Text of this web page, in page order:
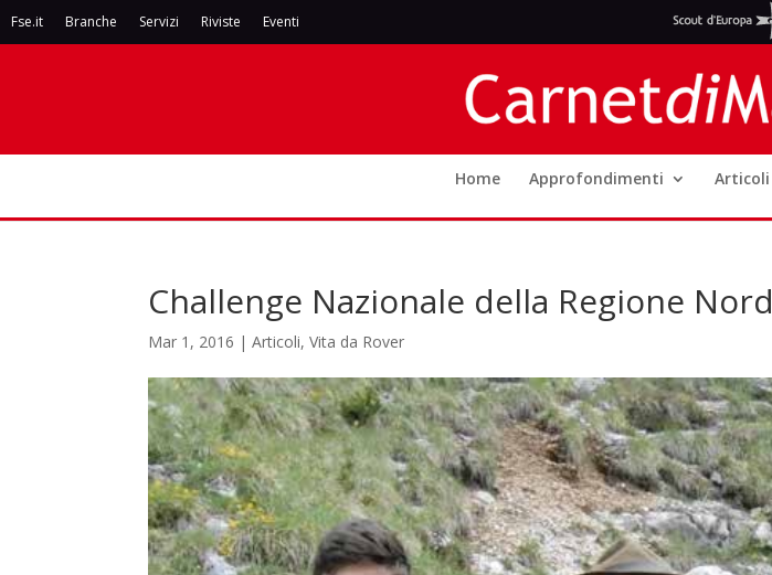
Fse.it Branche Servizi Riviste Eventi
Home Approfondimenti Articoli
Challenge Nazionale della Regione Nord
Mar 1, 2016 |Articoli,Vita da Rover